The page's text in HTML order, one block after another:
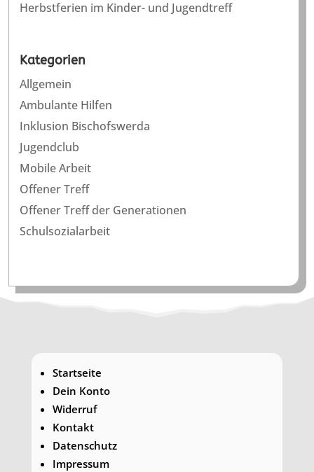
Herbstferien im Kinder- und Jugendtreff
Kategorien
Allgemein
Ambulante Hilfen
Inklusion Bischofswerda
Jugendclub
Mobile Arbeit
Offener Treff
Offener Treff der Generationen
Schulsozialarbeit
Startseite
Dein Konto
Widerruf
Kontakt
Datenschutz
Impressum